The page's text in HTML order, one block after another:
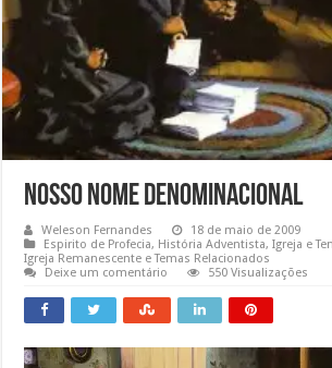
Nosso Nome Denominacional
Weleson Fernandes
18 de maio de 2009
Espirito de Profecia, História Adventista,Igreja e
Igreja Remanescente e Temas Relacionados
Deixe um comentário
550 Visualizações